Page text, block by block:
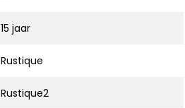
15 jaar
Rustique
Rustique2